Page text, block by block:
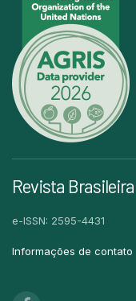
Revista
e-ISSN: 2595-4431
Informações de contato